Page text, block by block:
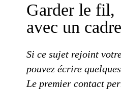
Garder le fil,
avec un cadre
Si ce sujet rejoint
pouvez écrire
Le premier contact